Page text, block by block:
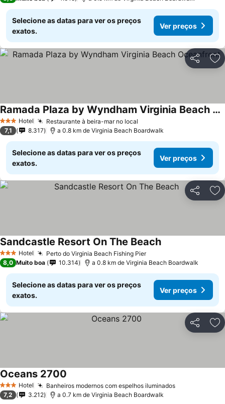
Selecione as datas para ver os preços
exatos.
Ver preços
Partilhar
3 EstrelasHotel Restaurante à beira-mar no local
Ramada Plaza by Wyndham Virginia Beach Oceanfront
7,1 8.317 a 0.8 km de Virginia Beach Boardwalk
Selecione as datas para ver os preços
exatos.
Ver preços
Partilhar
3 EstrelasHotel Perto do Virginia Beach Fishing Pier
Sandcastle Resort On The Beach
8,0 Muito boa 10.314 a 0.8 km de Virginia Beach Boardwalk
Selecione as datas para ver os preços
exatos.
Ver preços
Partilhar
3 EstrelasHotel Banheiros modernos com espelhos iluminados
Oceans 2700
7,2 3.212 a 0.7 km de Virginia Beach Boardwalk